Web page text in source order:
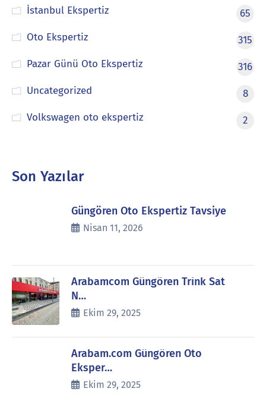
İstanbul Ekspertiz
65
Oto Ekspertiz
315
Pazar Günü Oto Ekspertiz
316
Uncategorized
8
Volkswagen oto ekspertiz
2
Son Yazılar
Güngören Oto Ekspertiz Tavsiye
Nisan 11, 2026
Arabamcom Güngören Trink Sat
N…
Ekim 29, 2025
Arabam.com Güngören Oto
Eksper…
Ekim 29, 2025